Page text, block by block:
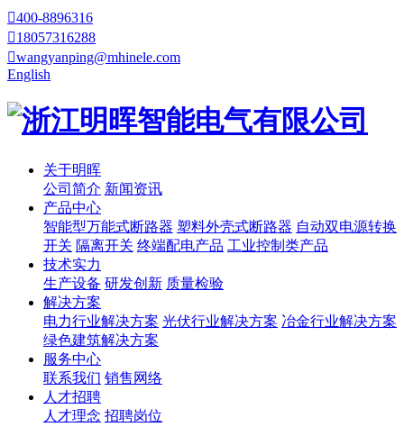
400-8896316
18057316288
wangyanping@mhinele.com
English
关于明晖
公司简介 新闻资讯
产品中心
智能型万能式断路器 塑料外壳式断路器 自动双电源转换
开关 隔离开关 终端配电产品 工业控制类产品
技术实力
生产设备 研发创新 质量检验
解决方案
电力行业解决方案 光伏行业解决方案 冶金行业解决方案
绿色建筑解决方案
服务中心
联系我们 销售网络
人才招聘
人才理念 招聘岗位